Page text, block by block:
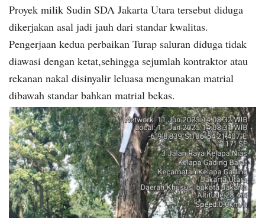
Proyek milik Sudin SDA Jakarta Utara tersebut diduga
dikerjakan asal jadi jauh dari standar kwalitas.
Pengerjaan kedua perbaikan Turap saluran diduga tidak
diawasi dengan ketat,sehingga sejumlah kontraktor atau
rekanan nakal disinyalir leluasa mengunakan matrial
dibawah standar bahkan matrial bekas.